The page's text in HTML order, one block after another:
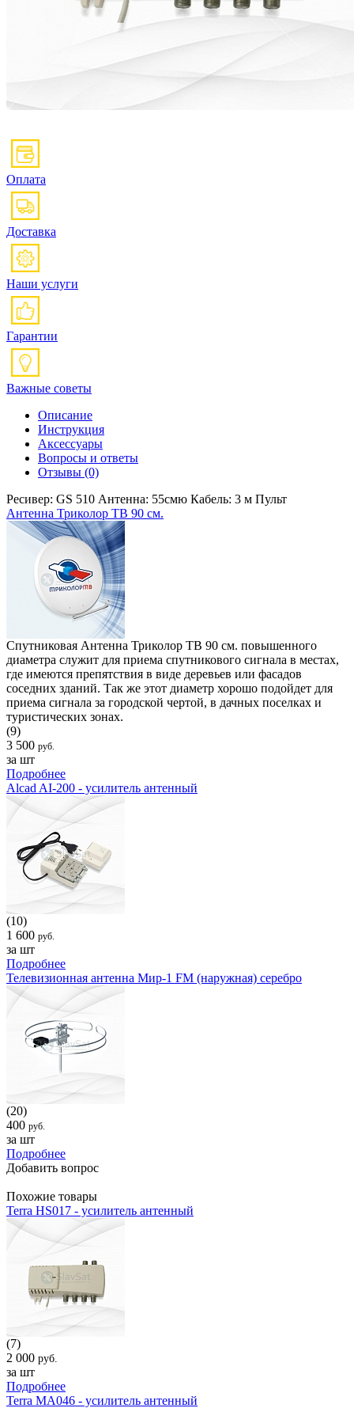
Оплата
Доставка
Наши услуги
Гарантии
Важные советы
Описание
Инструкция
Аксессуары
Вопросы и ответы
Отзывы (0)
Ресивер: GS 510 Антенна: 55смю Кабель: 3 м Пульт
Антенна Триколор ТВ 90 см.
Спутниковая Антенна Триколор ТВ 90 см. повышенного
диаметра служит для приема спутникового сигнала в местах,
где имеются препятствия в виде деревьев или фасадов
соседних зданий. Так же этот диаметр хорошо подойдет для
приема сигнала за городской чертой, в дачных поселках и
туристических зонах.
(9)
3 500 руб.
за шт
Подробнее
Alcad AI-200 - усилитель антенный
(10)
1 600 руб.
за шт
Подробнее
Телевизионная антенна Мир-1 FM (наружная) серебро
(20)
400 руб.
за шт
Подробнее
Добавить вопрос
Похожие товары
Terra HS017 - усилитель антенный
(7)
2 000 руб.
за шт
Подробнее
Terra MA046 - усилитель антенный